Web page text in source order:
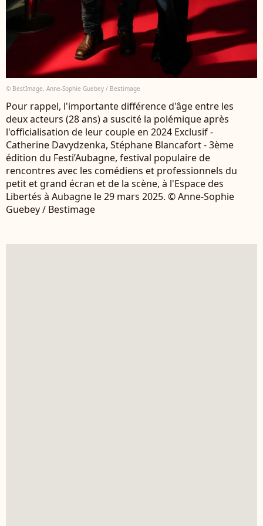
© BestImage, Anne-Sophie Guebey / Bestimage
Pour rappel, l'importante différence d'âge entre les
deux acteurs (28 ans) a suscité la polémique après
l'officialisation de leur couple en 2024 Exclusif -
Catherine Davydzenka, Stéphane Blancafort - 3ème
édition du Festi’Aubagne, festival populaire de
rencontres avec les comédiens et professionnels du
petit et grand écran et de la scène, à l'Espace des
Libertés à Aubagne le 29 mars 2025. © Anne-Sophie
Guebey / Bestimage